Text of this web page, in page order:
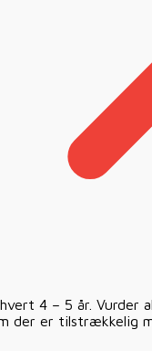
4 – 5 år. Vurder
der er tilstrækkelig